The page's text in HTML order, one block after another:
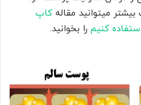
میتوانید مقاله کاپ
کنیم را بخوانید.